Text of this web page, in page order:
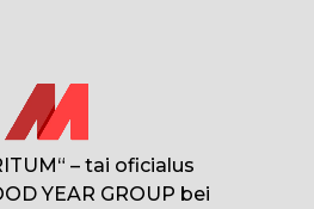
– tai oficialus
YEAR GROUP bei